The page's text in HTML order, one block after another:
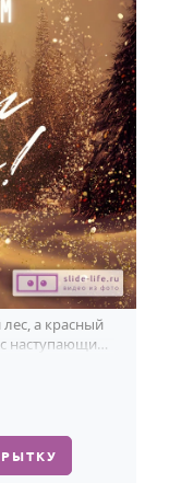
а красный
с наступающим